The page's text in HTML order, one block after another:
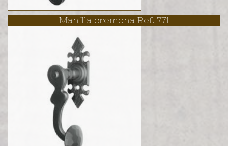
Manilla cremona Ref. 771